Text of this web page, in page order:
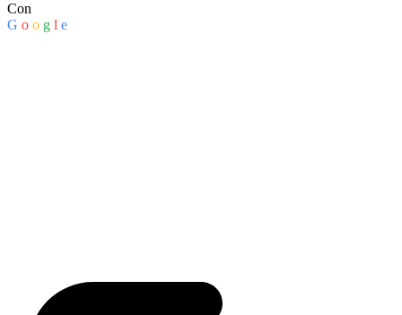
Con
G o o g l e